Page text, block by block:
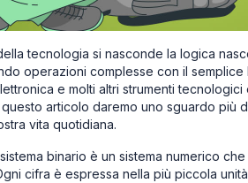
tecnologia si nasconde la logica
operazioni complesse con il
e molti altri strumenti
articolo daremo uno sguardo più
vita quotidiana.
binario è un sistema numerico
cifra è espressa nella più piccola